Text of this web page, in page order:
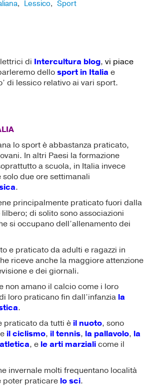
, Lessico, Sport
di Intercultura blog, vi piace
dellosport in Italiae
di lessico relativo ai vari sport.
lo sport è abbastanza praticato,
In altri Paesi la formazione
a scuola, in Italia invece
due ore settimanali
.
principalmente praticato fuori dalla
di solito sono associazioni
si occupano dell’allenamento dei
e praticato da adulti e ragazzi in
riceve anche la maggiore attenzione
e dei giornali.
non amano il calcio come i loro
loro praticano fin dall’infanzia la
.
praticato da tutti è il nuoto, sono
ilciclismo, il tennis, la pallavolo, la
, e le arti marzialicome il
invernale molti frequentano località
poter praticare lo sci.